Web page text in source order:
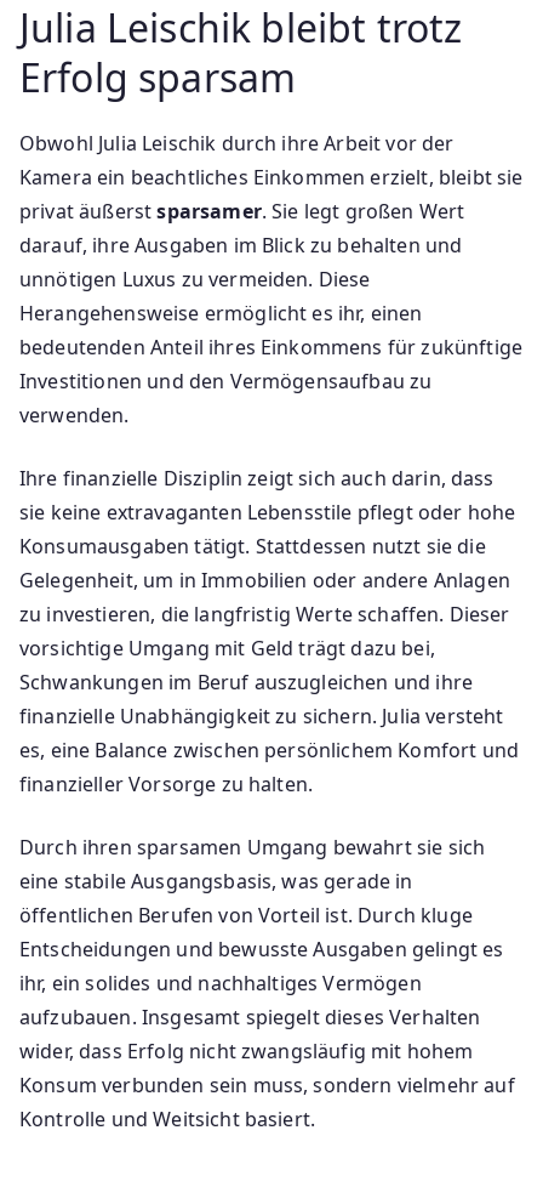
Julia Leischik bleibt trotz
Erfolg sparsam
Obwohl Julia Leischik durch ihre Arbeit vor der
Kamera ein beachtliches Einkommen erzielt, bleibt sie
privat äußerstsparsamer. Sie legt großen Wert
darauf, ihre Ausgaben im Blick zu behalten und
unnötigen Luxus zu vermeiden. Diese
Herangehensweise ermöglicht es ihr, einen
bedeutenden Anteil ihres Einkommens für zukünftige
Investitionen und den Vermögensaufbau zu
verwenden.
Ihre finanzielle Disziplin zeigt sich auch darin, dass
sie keine extravaganten Lebensstile pflegt oder hohe
Konsumausgaben tätigt. Stattdessen nutzt sie die
Gelegenheit, um in Immobilien oder andere Anlagen
zu investieren, die langfristig Werte schaffen. Dieser
vorsichtige Umgang mit Geld trägt dazu bei,
Schwankungen im Beruf auszugleichen und ihre
finanzielle Unabhängigkeit zu sichern. Julia versteht
es, eine Balance zwischen persönlichem Komfort und
finanzieller Vorsorge zu halten.
Durch ihren sparsamen Umgang bewahrt sie sich
eine stabile Ausgangsbasis, was gerade in
öffentlichen Berufen von Vorteil ist. Durch kluge
Entscheidungen und bewusste Ausgaben gelingt es
ihr, ein solides und nachhaltiges Vermögen
aufzubauen. Insgesamt spiegelt dieses Verhalten
wider, dass Erfolg nicht zwangsläufig mit hohem
Konsum verbunden sein muss, sondern vielmehr auf
Kontrolle und Weitsicht basiert.